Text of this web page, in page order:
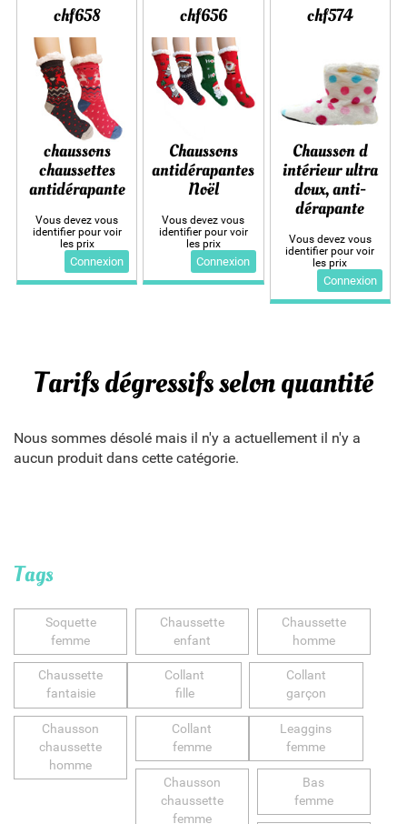
chf658
chaussons
chaussettes
antidérapante
Vous devez vous
identifier pour voir
les prix
Connexion
chf656
Chaussons
antidérapantes
Noël
Vous devez vous
identifier pour voir
les prix
Connexion
chf574
Chausson d
intérieur ultra
doux, anti-
dérapante
Vous devez vous
identifier pour voir
les prix
Connexion
Tarifs dégressifs selon quantité
Nous sommes désolé mais il n'y a actuellement il n'y a
aucun produit dans cette catégorie.
Tags
Soquette
femme
Chaussette
enfant
Chaussette
homme
Chaussette
fantaisie
Collant
fille
Collant
garçon
Chausson
chaussette
homme
Collant
femme
Leaggins
femme
Chausson
chaussette
femme
Bas
femme